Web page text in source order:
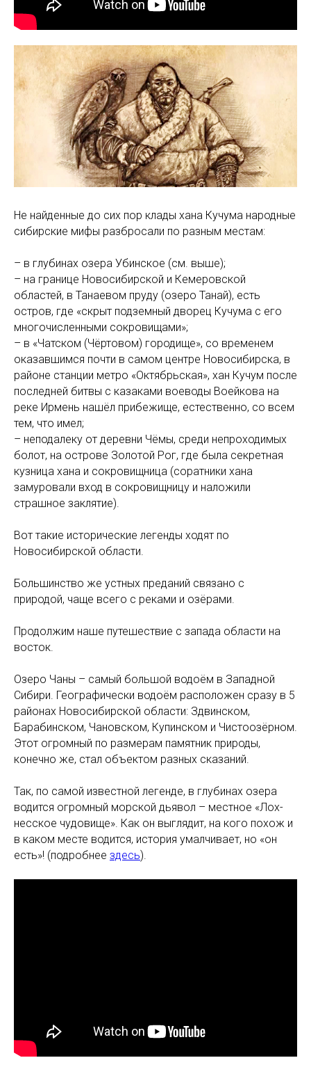
Не найденные до сих пор клады хана Кучума народные
сибирские мифы разбросали по разным местам:
– в глубинах озера Убинское (см. выше);
– на границе Новосибирской и Кемеровской
областей, в Танаевом пруду (озеро Танай), есть
остров, где «скрыт подземный дворец Кучума с его
многочисленными сокровищами»;
– в «Чатском (Чёртовом) городище», со временем
оказавшимся почти в самом центре Новосибирска, в
районе станции метро «Октябрьская», хан Кучум после
последней битвы с казаками воеводы Воейкова на
реке Ирмень нашёл прибежище, естественно, со всем
тем, что имел;
– неподалеку от деревни Чёмы, среди непроходимых
болот, на острове Золотой Рог, где была секретная
кузница хана и сокровищница (соратники хана
замуровали вход в сокровищницу и наложили
страшное заклятие).
Вот такие исторические легенды ходят по
Новосибирской области.
Большинство же устных преданий связано с
природой, чаще всего с реками и озёрами.
Продолжим наше путешествие с запада области на
восток.
Озеро Чаны – самый большой водоём в Западной
Сибири. Географически водоём расположен сразу в 5
районах Новосибирской области: Здвинском,
Барабинском, Чановском, Купинском и Чистоозёрном.
Этот огромный по размерам памятник природы,
конечно же, стал объектом разных сказаний.
Так, по самой известной легенде, в глубинах озера
водится огромный морской дьявол – местное «Лох-
несское чудовище». Как он выглядит, на кого похож и
в каком месте водится, история умалчивает, но «он
есть»! (подробнее здесь).